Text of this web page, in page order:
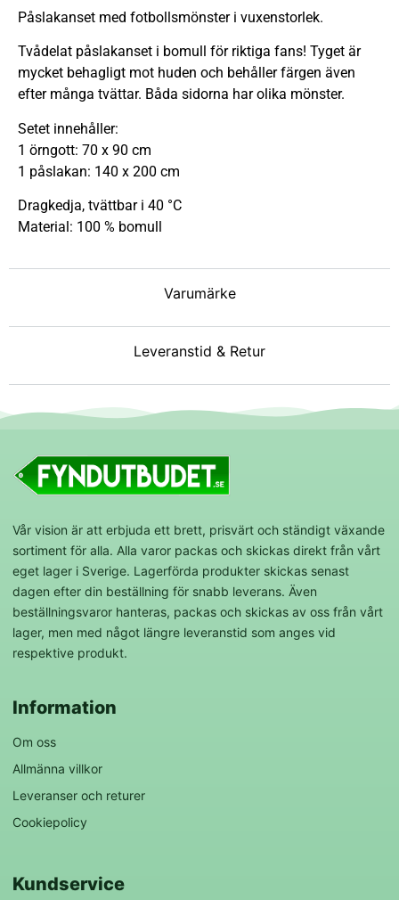
Varumärke
Leveranstid & Retur
Påslakanset med fotbollsmönster i vuxenstorlek.
Tvådelat påslakanset i bomull för riktiga fans! Tyget är
mycket behagligt mot huden och behåller färgen även
efter många tvättar. Båda sidorna har olika mönster.
Setet innehåller:
1 örngott: 70 x 90 cm
1 påslakan: 140 x 200 cm
Dragkedja, tvättbar i 40 °C
Material: 100 % bomull
Vår vision är att erbjuda ett brett, prisvärt och ständigt växande
sortiment för alla. Alla varor packas och skickas direkt från vårt
eget lager i Sverige. Lagerförda produkter skickas senast
dagen efter din beställning för snabb leverans. Även
beställningsvaror hanteras, packas och skickas av oss från vårt
lager, men med något längre leveranstid som anges vid
respektive produkt.
Information
Om oss
Allmänna villkor
Leveranser och returer
Cookiepolicy
Kundservice